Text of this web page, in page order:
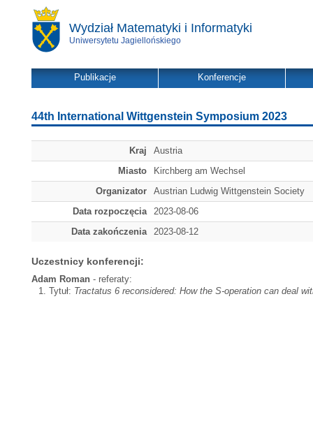
Wydział Matematyki i Informatyki
Uniwersytetu Jagiellońskiego
Publikacje Konferencje
44th International Wittgenstein Symposium 2023
Kraj
Austria
Miasto
Kirchberg am Wechsel
Organizator
Austrian Ludwig Wittgenstein Society
Data rozpoczęcia
2023-08-06
Data zakończenia
2023-08-12
Uczestnicy konferencji:
Adam Roman - referaty:
Tytuł: Tractatus 6 reconsidered: How the S-operation can deal